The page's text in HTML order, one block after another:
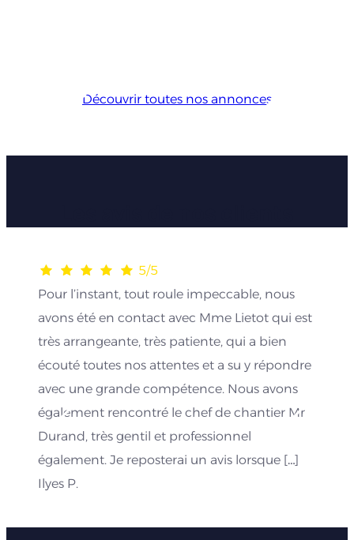
Découvrir toutes nos annonces
5/5
Pour l’instant, tout roule impeccable, nous
avons été en contact avec Mme Lietot qui est
très arrangeante, très patiente, qui a bien
écouté toutes nos attentes et a su y répondre
avec une grande compétence. Nous avons
également rencontré le chef de chantier Mr
Durand, très gentil et professionnel
également. Je reposterai un avis lorsque […]
Ilyes P.